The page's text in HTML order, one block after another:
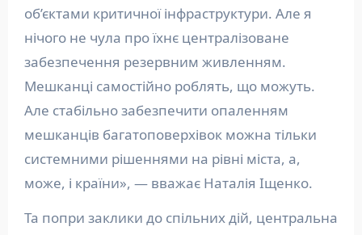
об’єктами критичної інфраструктури. Але я
нічого не чула про їхнє централізоване
забезпечення резервним живленням.
Мешканці самостійно роблять, що можуть.
Але стабільно забезпечити опаленням
мешканців багатоповерхівок можна тільки
системними рішеннями на рівні міста, а,
може, і країни», — вважає Наталія Іщенко.
Та попри заклики до спільних дій, центральна